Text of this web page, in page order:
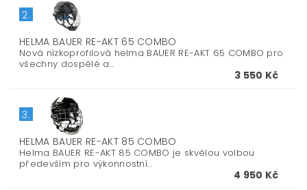
2.
HELMA BAUER RE-AKT 65 COMBO
Nová nízkoprofilová helma BAUER RE-AKT 65 COMBO pro
všechny dospělé a...
3 550 Kč
3.
HELMA BAUER RE-AKT 85 COMBO
Helma BAUER RE-AKT 85 COMBO je skvělou volbou
především pro výkonnostní...
4 950 Kč